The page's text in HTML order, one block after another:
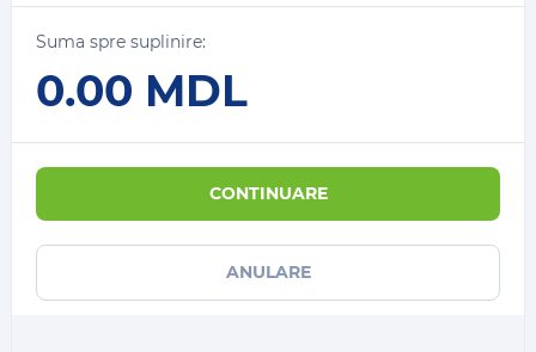
Suma spre suplinire:
0.00 MDL
CONTINUARE
ANULARE